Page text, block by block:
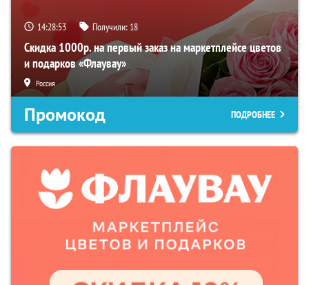
14:28:52 Получили: 18
Скидка 1000р. на первый заказ на маркетплейсе цветов
и подарков «Флаувау»
Россия
Промокод ПОДРОБНЕЕ